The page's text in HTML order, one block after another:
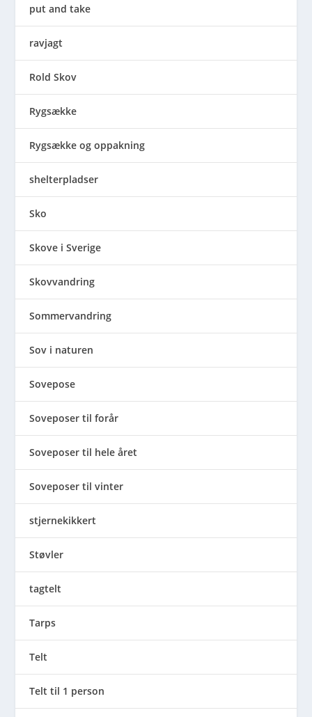
put and take
ravjagt
Rold Skov
Rygsække
Rygsække og oppakning
shelterpladser
Sko
Skove i Sverige
Skovvandring
Sommervandring
Sov i naturen
Sovepose
Soveposer til forår
Soveposer til hele året
Soveposer til vinter
stjernekikkert
Støvler
tagtelt
Tarps
Telt
Telt til 1 person